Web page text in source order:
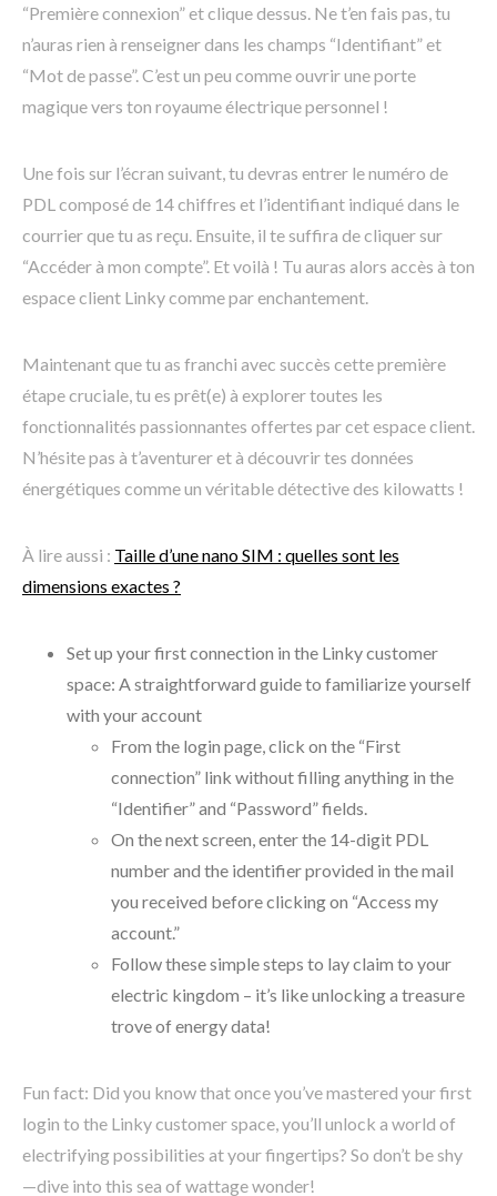
“Première connexion” et clique dessus. Ne t’en fais pas, tu
n’auras rien à renseigner dans les champs “Identifiant” et
“Mot de passe”. C’est un peu comme ouvrir une porte
magique vers ton royaume électrique personnel !
Une fois sur l’écran suivant, tu devras entrer le numéro de
PDL composé de 14 chiffres et l’identifiant indiqué dans le
courrier que tu as reçu. Ensuite, il te suffira de cliquer sur
“Accéder à mon compte”. Et voilà ! Tu auras alors accès à ton
espace client Linky comme par enchantement.
Maintenant que tu as franchi avec succès cette première
étape cruciale, tu es prêt(e) à explorer toutes les
fonctionnalités passionnantes offertes par cet espace client.
N’hésite pas à t’aventurer et à découvrir tes données
énergétiques comme un véritable détective des kilowatts !
À lire aussi : Taille d’une nano SIM : quelles sont les
dimensions exactes ?
Set up your first connection in the Linky customer
space: A straightforward guide to familiarize yourself
with your account
From the login page, click on the “First
connection” link without filling anything in the
“Identifier” and “Password” fields.
On the next screen, enter the 14-digit PDL
number and the identifier provided in the mail
you received before clicking on “Access my
account.”
Follow these simple steps to lay claim to your
electric kingdom – it’s like unlocking a treasure
trove of energy data!
Fun fact: Did you know that once you’ve mastered your first
login to the Linky customer space, you’ll unlock a world of
electrifying possibilities at your fingertips? So don’t be shy
—dive into this sea of wattage wonder!